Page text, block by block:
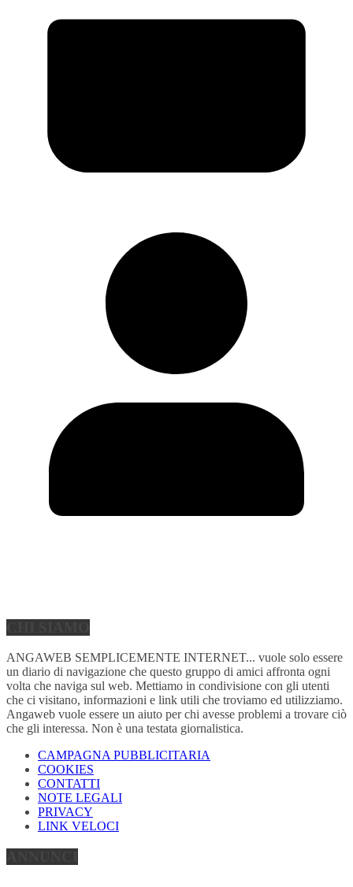
ANGAWEB SEMPLICEMENTE INTERNET... vuole solo essere
un diario di navigazione che questo gruppo di amici affronta ogni
volta che naviga sul web. Mettiamo in condivisione con gli utenti
che ci visitano, informazioni e link utili che troviamo ed utilizziamo.
Angaweb vuole essere un aiuto per chi avesse problemi a trovare ciò
che gli interessa. Non è una testata giornalistica.
CAMPAGNA PUBBLICITARIA
COOKIES
CONTATTI
NOTE LEGALI
PRIVACY
LINK VELOCI